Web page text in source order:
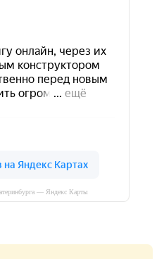
— Яндекс Карты